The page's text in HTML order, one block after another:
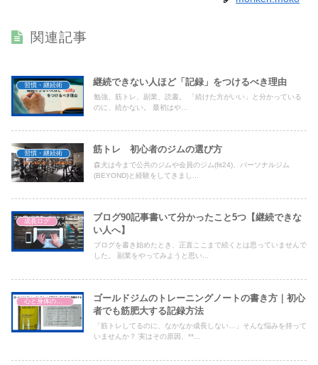
関連記事
習慣・継続術 継続できない人ほど「記録」をつけるべき理由
勉強、筋トレ、副業、読書。 「続けた方がいい」と分かっている
のに、続かない。 最初はや...
習慣・継続術 筋トレ 初心者のジムの選び方
森犬は今まで公共のジムや会員のジム(fit24)、パーソナルジム
(BEYOND)と経験をしてきまし...
成長ログ
ブログ90記事書いて分かったこと5つ【継続できな
い人へ】
ブログを書き始めたとき、正直ここまで続くとは思っていませんで
した。 副業をやってみようと思い...
心と身体の整え方
ゴールドジムのトレーニングノートの書き方｜初心
者でも筋肥大する記録方法
「筋トレしてるのに、なかなか成長しない…」そんな悩みを持って
いませんか？ 実はその原因、**...